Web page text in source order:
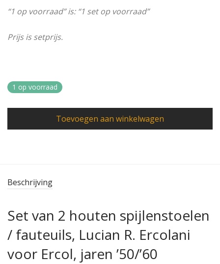
“1 op voorraad” is: “1 set op voorraad”
Prijs is setprijs.
1 op voorraad
Toevoegen aan winkelwagen
Beschrijving
Set van 2 houten spijlenstoelen
/ fauteuils, Lucian R. Ercolani
voor Ercol, jaren ’50/’60